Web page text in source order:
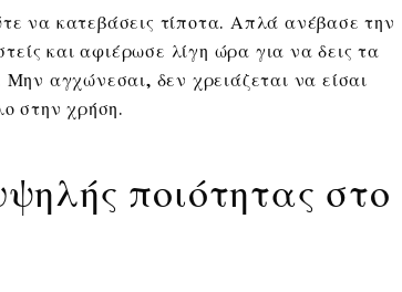
να κατεβάσεις τίποτα. Απλά ανέβασε την
και αφιέρωσε λίγη ώρα για να δεις τα
αγχώνεσαι, δεν χρειάζεται να είσαι
στην χρήση.
ποιότητας στο